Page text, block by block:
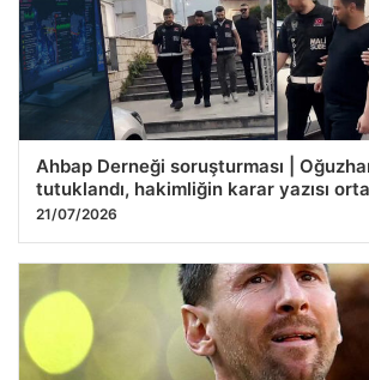
Ahbap Derneği soruşturması |
tutuklandı, hakimliğin karar yazısı
21/07/2026